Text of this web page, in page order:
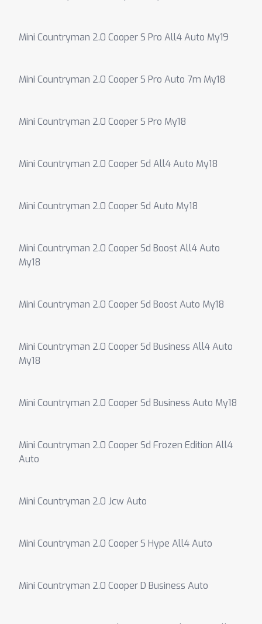
Mini Countryman 2.0 Cooper S Pro All4 Auto My19
Mini Countryman 2.0 Cooper S Pro Auto 7m My18
Mini Countryman 2.0 Cooper S Pro My18
Mini Countryman 2.0 Cooper Sd All4 Auto My18
Mini Countryman 2.0 Cooper Sd Auto My18
Mini Countryman 2.0 Cooper Sd Boost All4 Auto
My18
Mini Countryman 2.0 Cooper Sd Boost Auto My18
Mini Countryman 2.0 Cooper Sd Business All4 Auto
My18
Mini Countryman 2.0 Cooper Sd Business Auto My18
Mini Countryman 2.0 Cooper Sd Frozen Edition All4
Auto
Mini Countryman 2.0 Jcw Auto
Mini Countryman 2.0 Cooper S Hype All4 Auto
Mini Countryman 2.0 Cooper D Business Auto